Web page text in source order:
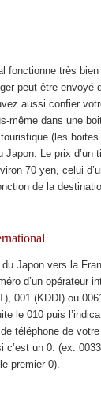
fonctionne très
peut être envoyé
aussi confier
même dans une
(les
Japon. Le prix d’un
70 yen, celui
de la
Japon vers la
d’un opérateur
001 (KDDI) ou
le 010 puis
téléphone de
c’est un 0. (ex.
premier 0).